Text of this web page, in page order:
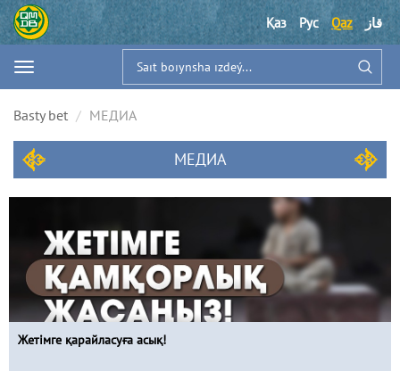
Қаз Рус Qaz قاز
Basty bet МЕДИА
МЕДИА
Жетімге қарайласуға асық!